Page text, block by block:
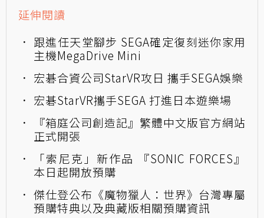
延伸閱讀
跟進任天堂腳步 SEGA確定復刻迷你家用
主機MegaDrive Mini
宏碁合資公司StarVR攻日 攜手SEGA娛樂
宏碁S​tarVR攜手SEGA 打進日本遊樂​場
『箱庭公司創造記』繁體中文版官方網站
正式開張
「索尼克」新作品 『SONIC FORCES』
本日起開放預購
傑仕登公布《魔物獵人：世界》台灣專屬
預購特典以及典藏版相關預購資訊